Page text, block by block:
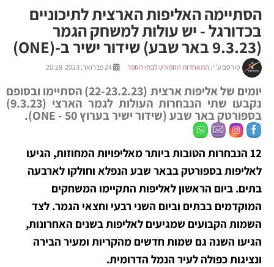
הסתיימה האליפות הארצית לתיכוניים
בכדורגל - יש עולות למשחק הגמר
(9.3.23 באר שבע) שידור ישיר ב-(ONE)
פורסם ע"י: התאחדות הספורט לבתי הספר
יומים של אליפות ארצית (22-23.2.23) הסתיימו ובסופם
נקבעו שתי הנבחרות העולות לגמר הארצי (9.3.23)
בספורטק באר שבע (שידור ישיר בערוץ 50 - ONE).
12 הנבחרות הטובות ביותר מאליפויות המחוזות, הגיעו
לאליפות בספורטק בבאר שבע הנפלא וחולקו לארבעה
בתים. ביום הראשון לאליפות התקיימו המשחקים
המוקדמים בבתים וביום השני רבעי וחצאי הגמר. לצד
השמות הקבועים שמגיעים לאליפות בשנים האחרונות,
הגיעו השנה גם שמות חדשים מהקריות ומעיר הבירה
ונציגות כפולה לעיר הנמל הדרומית.